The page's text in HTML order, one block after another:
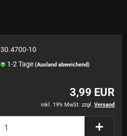
30.4700-10
1-2 Tage(Ausland abweichend)
3,99 EUR
inkl. 19% MwSt. zzgl. Versand